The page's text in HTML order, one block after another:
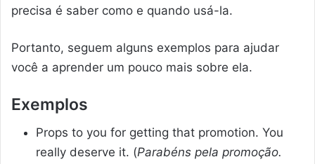
precisa é saber como e quando usá-la.
Portanto, seguem alguns exemplos para ajudar
você a aprender um pouco mais sobre ela.
Exemplos
Props to you for getting that promotion. You
really deserve it. (Parabéns pela promoção.